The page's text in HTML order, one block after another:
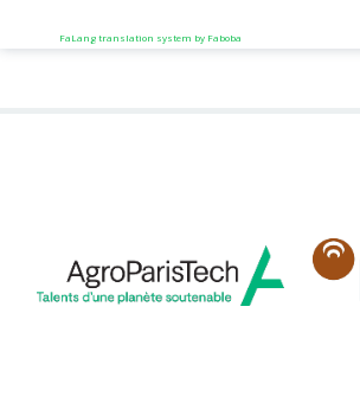
FaLang translation system by Faboba